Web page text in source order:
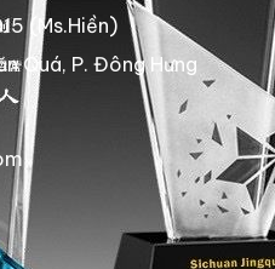
(Ms.Hiền)
Quá, P. Đông Hưng